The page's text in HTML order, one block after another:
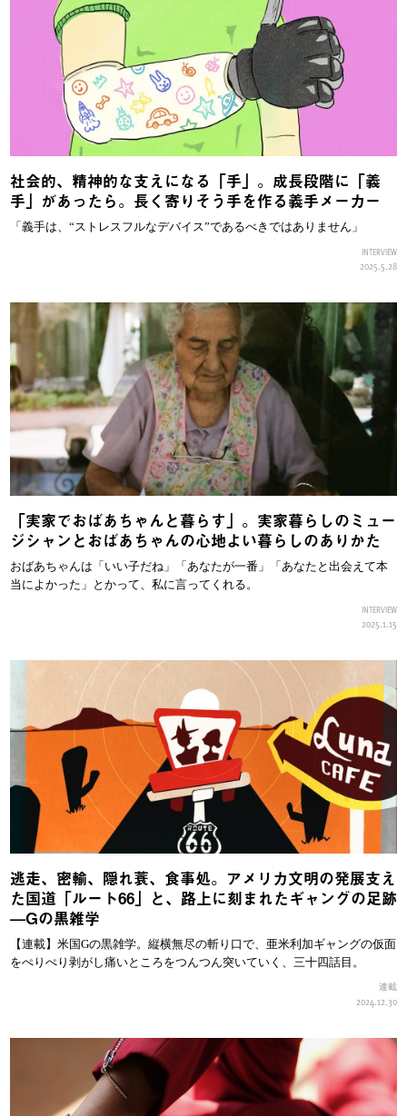
社会的、精神的な支えになる「手」。成長段階に「義
手」があったら。長く寄りそう手を作る義手メーカー
「義手は、“ストレスフルなデバイス”であるべきではありません」
INTERVIEW
2025.5.28
「実家でおばあちゃんと暮らす」。実家暮らしのミュー
ジシャンとおばあちゃんの心地よい暮らしのありかた
おばあちゃんは「いい子だね」「あなたが一番」「あなたと出会えて本
当によかった」とかって、私に言ってくれる。
INTERVIEW
2025.1.15
逃走、密輸、隠れ蓑、食事処。アメリカ文明の発展支え
た国道「ルート66」と、路上に刻まれたギャングの足跡
—Gの黒雑学
【連載】米国Gの黒雑学。縦横無尽の斬り口で、亜米利加ギャングの仮面
をぺりぺり剥がし痛いところをつんつん突いていく、三十四話目。
連載
2024.12.30